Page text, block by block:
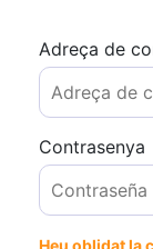
Adreça de
Contrasenya
Heu oblidat la